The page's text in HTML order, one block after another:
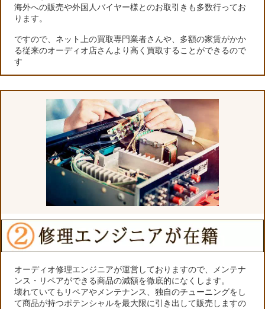
海外への販売や外国人バイヤー様とのお取引きも多数行ってお
ります。
ですので、ネット上の買取専門業者さんや、多額の家賃がかか
る従来のオーディオ店さんより高く買取することができるので
す
オーディオ修理エンジニアが運営しておりますので、メンテナ
ンス・リペアができる商品の減額を徹底的になくします。
壊れていてもリペアやメンテナンス、独自のチューニングをし
て商品が持つポテンシャルを最大限に引き出して販売しますの